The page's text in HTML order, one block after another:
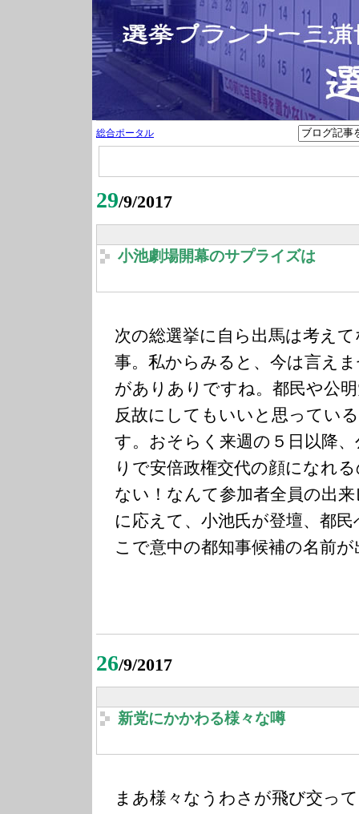
総合ポータル
29/9/2017
小池劇場開幕のサプライズは
次の総選挙に自ら出馬は考え
事。私からみると、今は言え
がありありですね。都民や公
反故にしてもいいと思ってい
す。おそらく来週の５日以降
りで安倍政権交代の顔になれ
ない！なんて参加者全員の出
に応えて、小池氏が登壇、都
こで意中の都知事候補の名前
26/9/2017
新党にかかわる様々な噂
まあ様々なうわさが飛び交っ